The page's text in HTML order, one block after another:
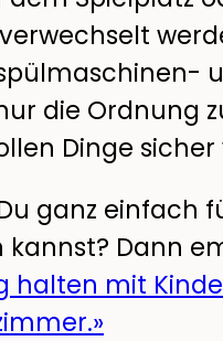
die Ordnung
Dinge
ganz einfach
Dann
halten mit